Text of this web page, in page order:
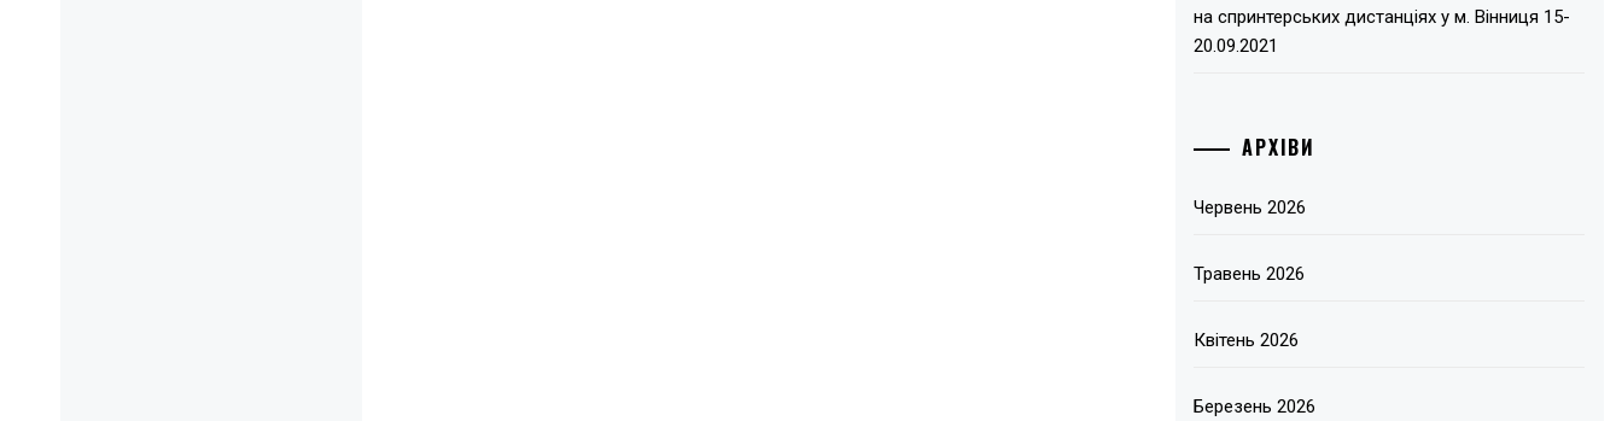
на спринтерських дистанціях у м. Вінниця 15-
20.09.2021
АРХІВИ
Червень 2026
Травень 2026
Квітень 2026
Березень 2026